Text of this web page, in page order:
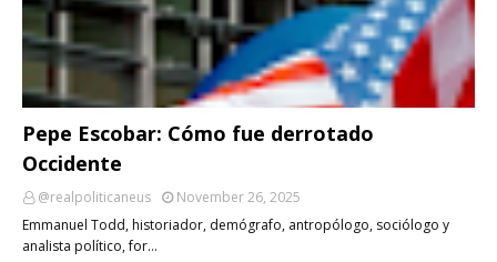
Pepe Escobar: Cómo fue derrotado
Occidente
@realpoliticaneus
November 26, 2025
Emmanuel Todd, historiador, demógrafo, antropólogo, sociólogo y
analista político, for…